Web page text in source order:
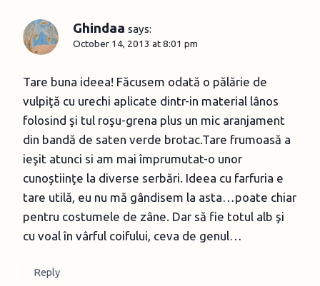
Ghindaa says:
October 14, 2013 at 8:01 pm
Tare buna ideea! Făcusem odată o pălărie de
vulpiţă cu urechi aplicate dintr-in material lânos
folosind şi tul roşu-grena plus un mic aranjament
din bandă de saten verde brotac.Tare frumoasă a
ieşit atunci si am mai împrumutat-o unor
cunoştiinţe la diverse serbări. Ideea cu farfuria e
tare utilă, eu nu mă gândisem la asta…poate chiar
pentru costumele de zâne. Dar să fie totul alb şi
cu voal în vârful coifului, ceva de genul…
Reply